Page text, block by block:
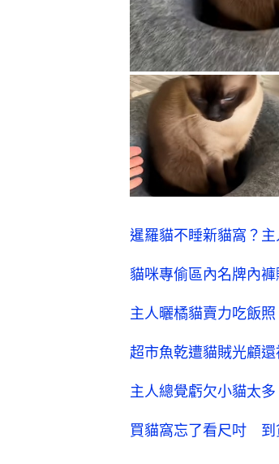
暹羅貓不睡新貓窩？
貓咪專偷區內名牌內
主人曬橘貓賣力吃飯
超市魚乾遭貓賊光顧
主人總覺虧欠小貓太
買貓窩忘了看尺吋